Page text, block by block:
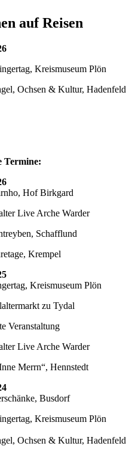
auf Reisen
Kreismuseum Plön
Ochsen & Kultur, Hadenfeld
Termine:
Hof Birkgard
Live Arche Warder
Schafflund
Krempel
Kreismuseum Plön
zu Tydal
Veranstaltung
Live Arche Warder
Merrn“, Hennstedt
Busdorf
Kreismuseum Plön
Ochsen & Kultur, Hadenfeld